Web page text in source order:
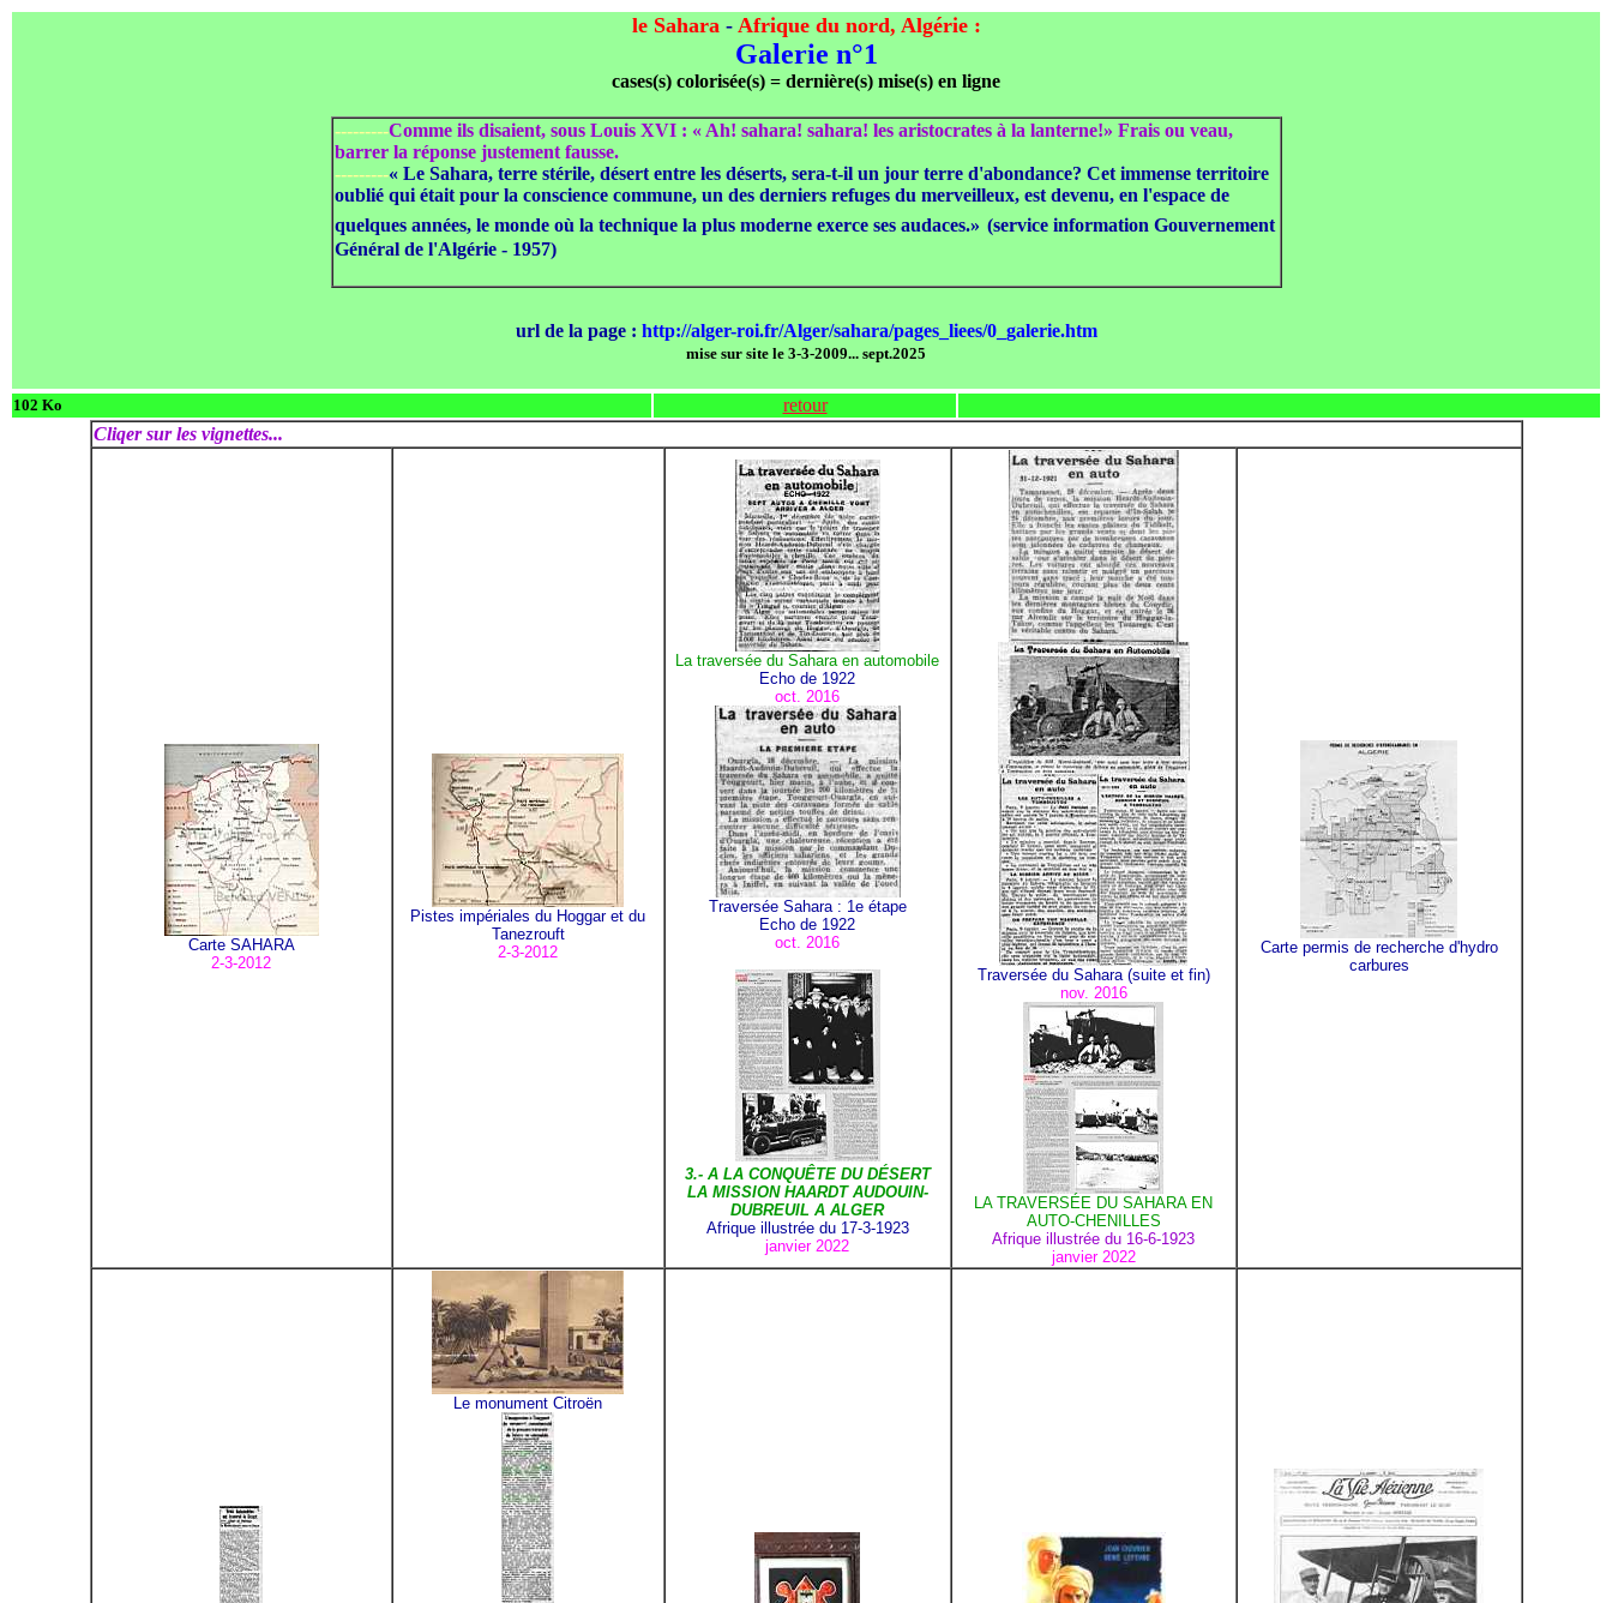
le Sahara -Afrique du nord, Algérie :
Galerie n°1
cases(s) colorisée(s) = dernière(s) mise(s) en ligne
---------Comme ils disaient, sous Louis XVI : « Ah! sahara! sahara! les aristocrates à la lanterne!» Frais ou veau,
barrer la réponse justement fausse.
---------« Le Sahara, terre stérile, désert entre les déserts, sera-t-il un jour terre d'abondance? Cet immense territoire
oublié qui était pour la conscience commune, un des derniers refuges du merveilleux, est devenu, en l'espace de
quelques années, le monde où la technique la plus moderne exerce ses audaces.» (service information Gouvernement
Général de l'Algérie - 1957)
url de la page : http://alger-roi.fr/Alger/sahara/pages_liees/0_galerie.htm
mise sur site le 3-3-2009... sept.2025
102 Ko
retour
Cliqer sur les vignettes...
Carte SAHARA
2-3-2012
Pistes impériales du Hoggar et du
Tanezrouft
2-3-2012
La traversée du Sahara en automobile
Echo de 1922
oct. 2016
Traversée Sahara : 1e étape
Echo de 1922
oct. 2016
3.- A LA CONQUÊTE DU DÉSERT
LA MISSION HAARDT AUDOUIN-
DUBREUIL A ALGER
Afrique illustrée du 17-3-1923
janvier 2022
Traversée du Sahara (suite et fin)
nov. 2016
LA TRAVERSÉE DU SAHARA EN
AUTO-CHENILLES
Afrique illustrée du 16-6-1923
janvier 2022
Carte permis de recherche d'hydro
carbures
Le monument Citroën